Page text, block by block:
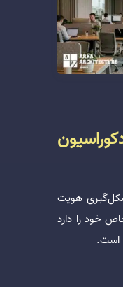
هویت
خود را دارد
است.